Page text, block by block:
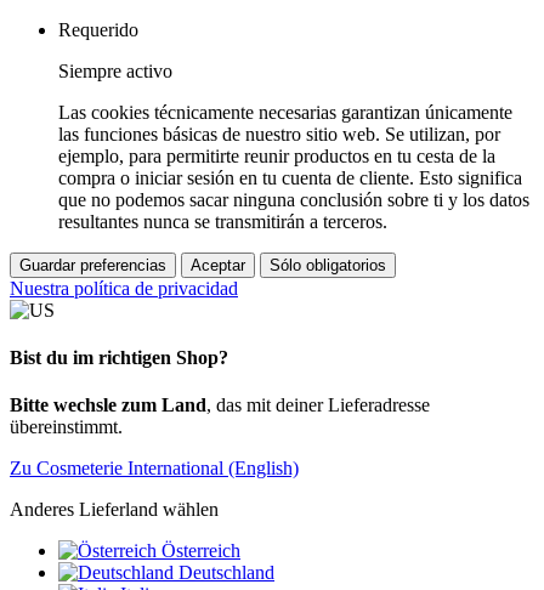
Requerido
Siempre activo
Las cookies técnicamente necesarias garantizan únicamente
las funciones básicas de nuestro sitio web. Se utilizan, por
ejemplo, para permitirte reunir productos en tu cesta de la
compra o iniciar sesión en tu cuenta de cliente. Esto significa
que no podemos sacar ninguna conclusión sobre ti y los datos
resultantes nunca se transmitirán a terceros.
Guardar preferencias Aceptar Sólo obligatorios
Nuestra política de privacidad
Bist du im richtigen Shop?
Bitte wechsle zum Land, das mit deiner Lieferadresse
übereinstimmt.
Zu Cosmeterie International (English)
Anderes Lieferland wählen
Österreich
Deutschland